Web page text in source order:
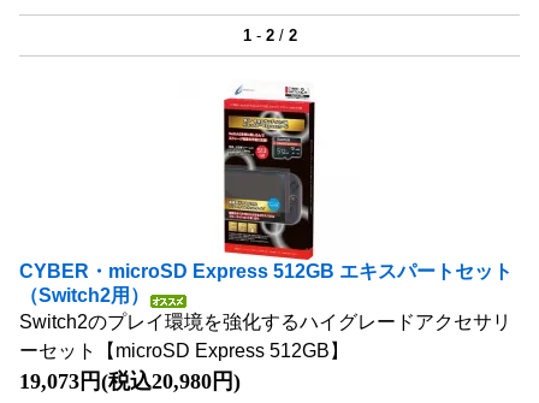
1- 2/ 2
CYBER・microSD Express 512GB エキスパートセット
（Switch2用）
Switch2のプレイ環境を強化するハイグレードアクセサリ
ーセット【microSD Express 512GB】
19,073円(税込20,980円)